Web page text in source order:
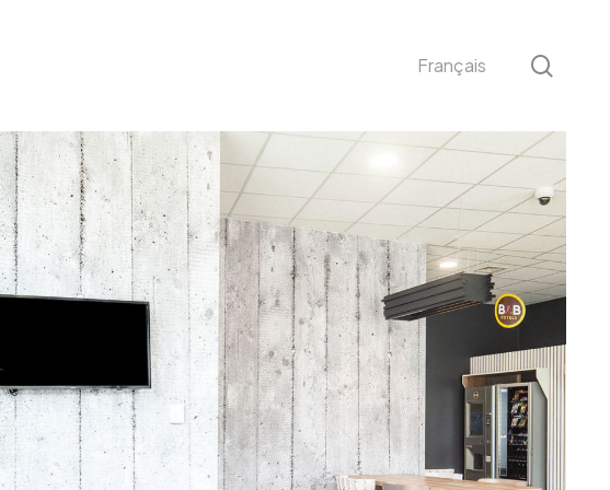
Français